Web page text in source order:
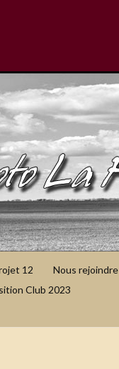
12
Nous rejoindre
Club 2023